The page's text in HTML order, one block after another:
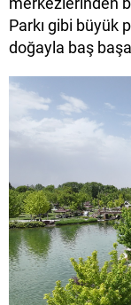
Parkı gibi büyük
doğayla baş